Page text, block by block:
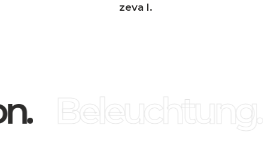
zeva l.
Beleuchtung.